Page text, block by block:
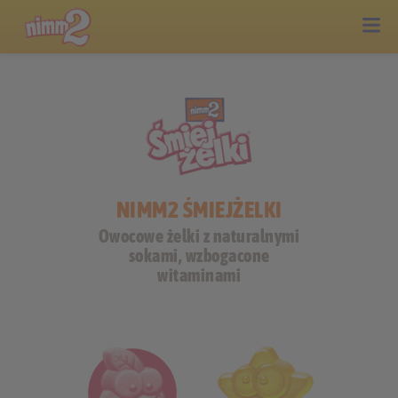
NIMM2 ŚMIEJŻELKI
Owocowe żelki z naturalnymi
sokami, wzbogacone
witaminami